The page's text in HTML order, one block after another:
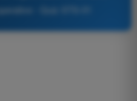
- Quiz STS-01